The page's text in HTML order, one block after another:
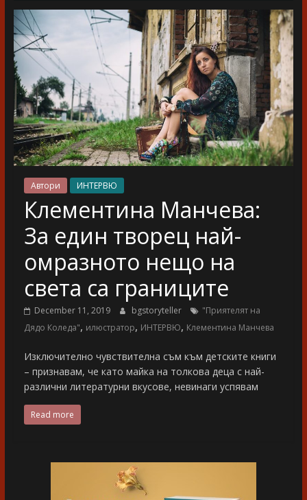
разказ
Автори ИНТЕРВЮ
Клементина Манчева:
За един творец най-
омразното нещо на
света са границите
December 11, 2019 bgstoryteller
"Приятелят на
Дядо Коледа", илюстратор, ИНТЕРВЮ, Клементина Манчева
Изключително чувствителна съм към детските книги
– признавам, че като майка на толкова деца с най-
различни литературни вкусове, невинаги успявам
Read more